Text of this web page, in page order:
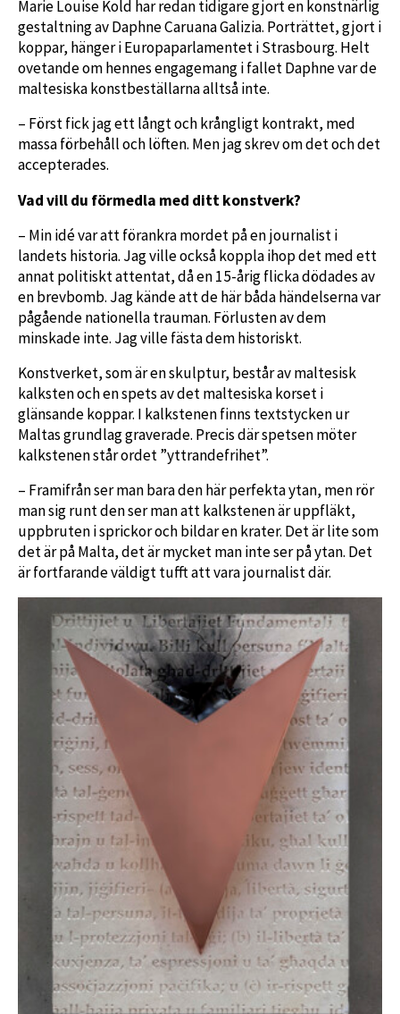
Marie Louise Kold har redan tidigare gjort en konstnärlig
gestaltning av Daphne Caruana Galizia. Porträttet, gjort i
koppar, hänger i Europaparlamentet i Strasbourg. Helt
ovetande om hennes engagemang i fallet Daphne var de
maltesiska konstbeställarna alltså inte.
– Först fick jag ett långt och krångligt kontrakt, med
massa förbehåll och löften. Men jag skrev om det och det
accepterades.
Vad vill du förmedla med ditt konstverk?
– Min idé var att förankra mordet på en journalist i
landets historia. Jag ville också koppla ihop det med ett
annat politiskt attentat, då en 15-årig flicka dödades av
en brevbomb. Jag kände att de här båda händelserna var
pågående nationella trauman. Förlusten av dem
minskade inte. Jag ville fästa dem historiskt.
Konstverket, som är en skulptur, består av maltesisk
kalksten och en spets av det maltesiska korset i
glänsande koppar. I kalkstenen finns textstycken ur
Maltas grundlag graverade. Precis där spetsen möter
kalkstenen står ordet ”yttrandefrihet”.
– Framifrån ser man bara den här perfekta ytan, men rör
man sig runt den ser man att kalkstenen är uppfläkt,
uppbruten i sprickor och bildar en krater. Det är lite som
det är på Malta, det är mycket man inte ser på ytan. Det
är fortfarande väldigt tufft att vara journalist där.